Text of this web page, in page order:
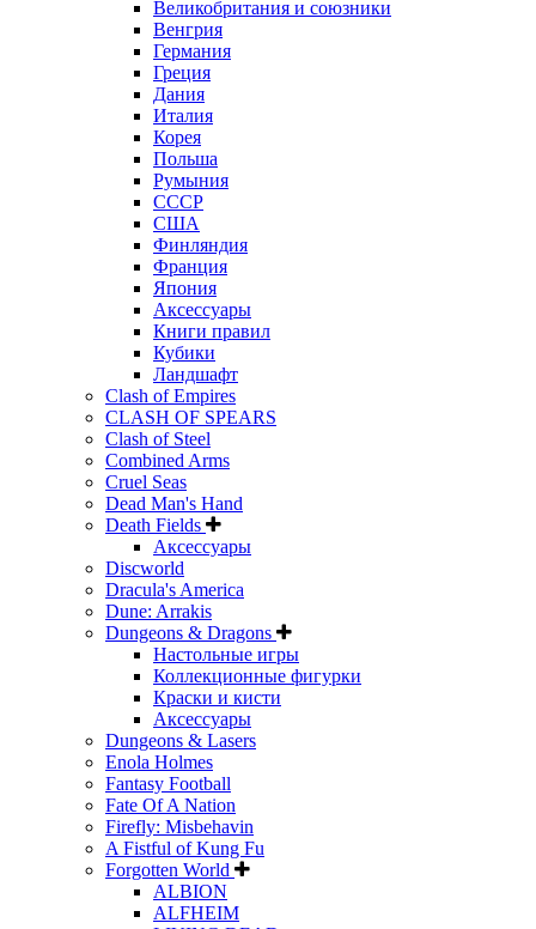
Великобритания и союзники
Венгрия
Германия
Греция
Дания
Италия
Корея
Польша
Румыния
СССР
США
Финляндия
Франция
Япония
Аксессуары
Книги правил
Кубики
Ландшафт
Clash of Empires
CLASH OF SPEARS
Clash of Steel
Combined Arms
Cruel Seas
Dead Man's Hand
Death Fields
Аксессуары
Discworld
Dracula's America
Dune: Arrakis
Dungeons & Dragons
Настольные игры
Коллекционные фигурки
Краски и кисти
Аксессуары
Dungeons & Lasers
Enola Holmes
Fantasy Football
Fate Of A Nation
Firefly: Misbehavin
A Fistful of Kung Fu
Forgotten World
ALBION
ALFHEIM